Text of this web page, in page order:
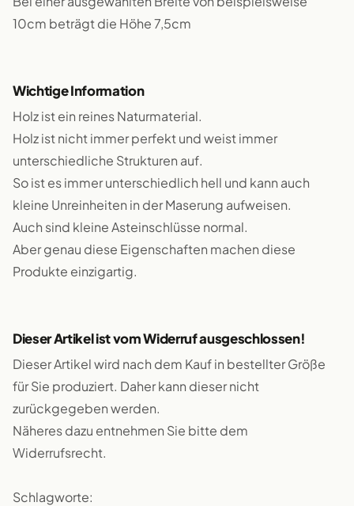
10cm beträgt die Höhe 7,5cm
Wichtige Information
Holz ist ein reines Naturmaterial.
Holz ist nicht immer perfekt und weist immer
unterschiedliche Strukturen auf.
So ist es immer unterschiedlich hell und kann auch
kleine Unreinheiten in der Maserung aufweisen.
Auch sind kleine Asteinschlüsse normal.
Aber genau diese Eigenschaften machen diese
Produkte einzigartig.
Dieser Artikel ist vom Widerruf ausgeschlossen!
Dieser Artikel wird nach dem Kauf in bestellter Größe
für Sie produziert. Daher kann dieser nicht
zurückgegeben werden.
Näheres dazu entnehmen Sie bitte dem
Widerrufsrecht.
Schlagworte: